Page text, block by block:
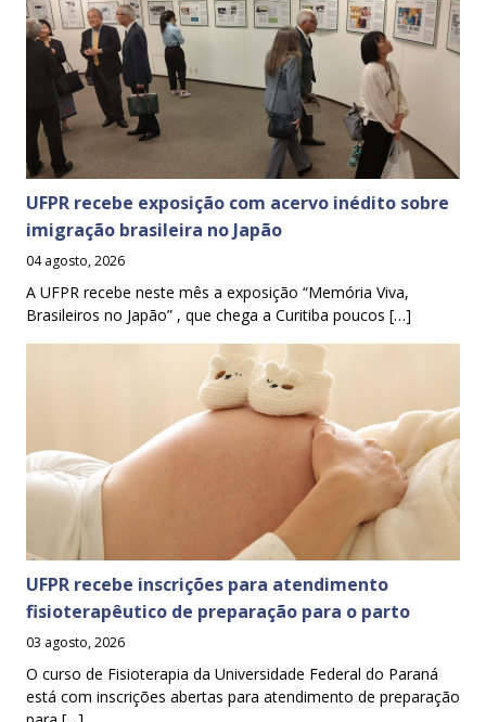
UFPR recebe exposição com acervo inédito sobre
imigração brasileira no Japão
04 agosto, 2026
A UFPR recebe neste mês a exposição “Memória Viva,
Brasileiros no Japão” , que chega a Curitiba poucos […]
UFPR recebe inscrições para atendimento
fisioterapêutico de preparação para o parto
03 agosto, 2026
O curso de Fisioterapia da Universidade Federal do Paraná
está com inscrições abertas para atendimento de preparação